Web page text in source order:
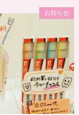
お知らせ